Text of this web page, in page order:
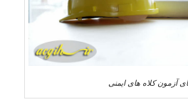
آزمون کلاه های ایمنی